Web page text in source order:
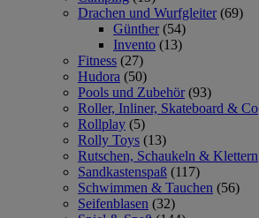
Drachen und Wurfgleiter (69)
Günther (54)
Invento (13)
Fitness (27)
Hudora (50)
Pools und Zubehör (93)
Roller, Inliner, Skateboard & Co
Rollplay (5)
Rolly Toys (13)
Rutschen, Schaukeln & Klettern
Sandkastenspaß (117)
Schwimmen & Tauchen (56)
Seifenblasen (32)